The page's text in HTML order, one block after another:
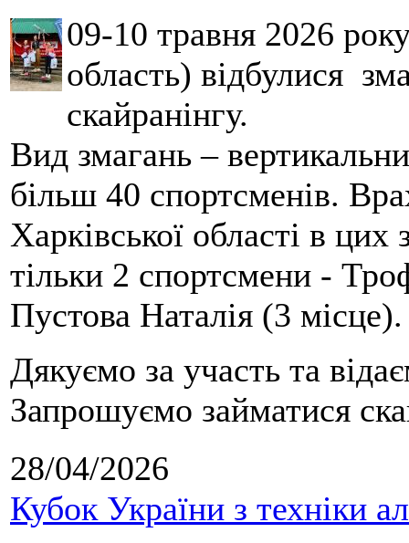
09-10 травня 2026
область) відбулися
скайранінгу.
Вид змагань –
більш 40 спортсменів.
Харківської області в
тільки 2 спортсмени -
Пустова Наталія (3 місце).
Дякуємо за участь та
Запрошуємо займатися
28/04/2026
Кубок України з техніки